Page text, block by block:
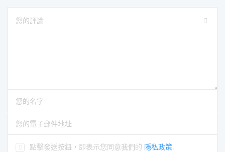
您的評論
請輸入您的名字
請輸入正確的電子郵件地址
點擊發送按鈕，即表示您同意我們的 隱私政策.